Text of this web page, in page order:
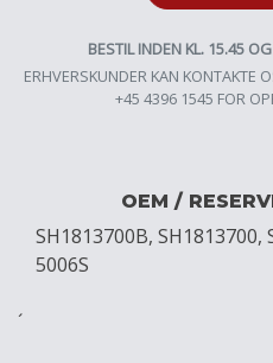
BESTIL INDEN KL. 15.45
ERHVERSKUNDER KAN KONTAKTE
+45 4396 1545 FOR
OEM /
SH1813700B, SH1813700,
5006S
´